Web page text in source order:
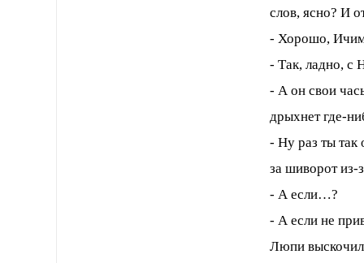
слов, ясно? И
- Хорошо,
- Так, ладно, с
- А он свои
дрыхнет где-
- Ну раз ты
за шиворот из-
- А если…?
- А если не
Люпи